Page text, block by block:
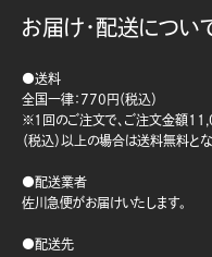
お届け・配送につい
●送料
全国一律：770円（税込）
※1回のご注文で、ご注文金額
（税込）以上の場合は送料無料とな
●配送業者
佐川急便がお届けいたします。
●配送先